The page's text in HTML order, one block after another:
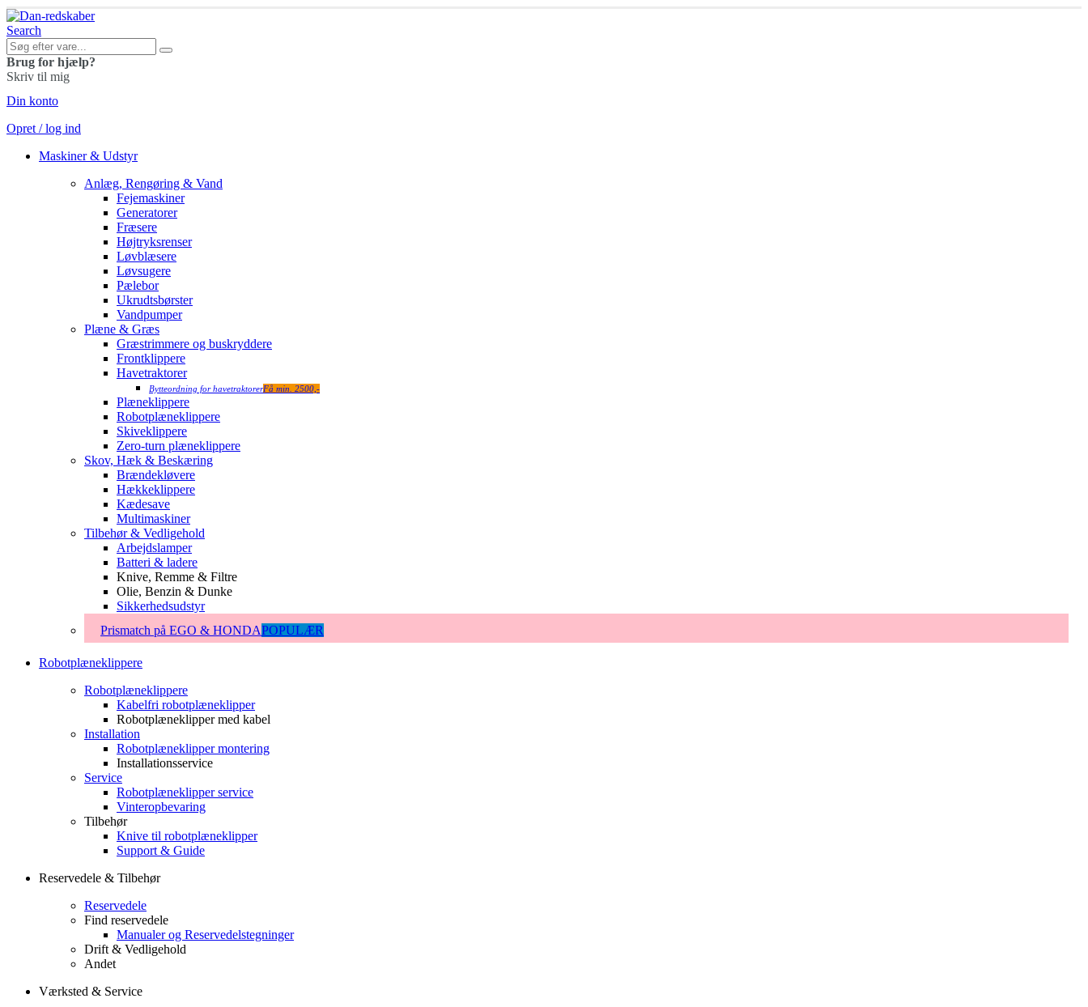
Search
Brug for hjælp?
Skriv til mig
Din konto
Opret / log ind
Maskiner & Udstyr
Anlæg, Rengøring & Vand
Fejemaskiner
Generatorer
Fræsere
Højtryksrenser
Løvblæsere
Løvsugere
Pælebor
Ukrudtsbørster
Vandpumper
Plæne & Græs
Græstrimmere og buskryddere
Frontklippere
Havetraktorer
Bytteordning for havetraktorerFå min. 2500,-
Plæneklippere
Robotplæneklippere
Skiveklippere
Zero-turn plæneklippere
Skov, Hæk & Beskæring
Brændekløvere
Hækkeklippere
Kædesave
Multimaskiner
Tilbehør & Vedligehold
Arbejdslamper
Batteri & ladere
Knive, Remme & Filtre
Olie, Benzin & Dunke
Sikkerhedsudstyr
Prismatch på EGO & HONDAPOPULÆR
Robotplæneklippere
Robotplæneklippere
Kabelfri robotplæneklipper
Robotplæneklipper med kabel
Installation
Robotplæneklipper montering
Installationsservice
Service
Robotplæneklipper service
Vinteropbevaring
Tilbehør
Knive til robotplæneklipper
Support & Guide
Reservedele & Tilbehør
Reservedele
Find reservedele
Manualer og Reservedelstegninger
Drift & Vedligehold
Andet
Værksted & Service